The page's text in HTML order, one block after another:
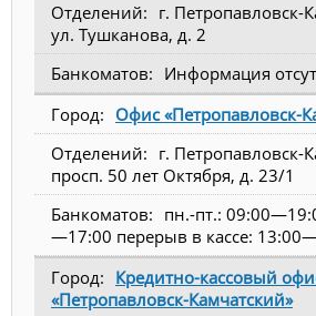
г. Петропавловск-
ул. Тушканова, д. 2
Информация
Офис «Петропавловск-
г. Петропавловск-
просп. 50 лет Октября, д. 23/1
пн.-пт.:
—17:00 перерыв в кассе:
Кредитно-кассовый
«Петропавловск-Камчатский»